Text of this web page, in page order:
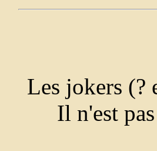
Les jokers (?
Il n'est